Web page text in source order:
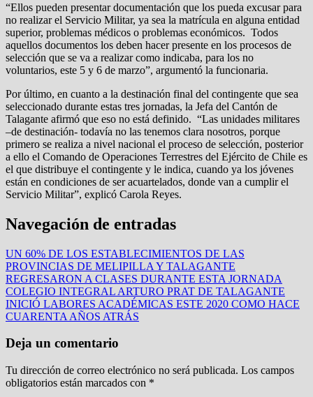
“Ellos pueden presentar documentación que los pueda excusar para
no realizar el Servicio Militar, ya sea la matrícula en alguna entidad
superior, problemas médicos o problemas económicos. Todos
aquellos documentos los deben hacer presente en los procesos de
selección que se va a realizar como indicaba, para los no
voluntarios, este 5 y 6 de marzo”, argumentó la funcionaria.
Por último, en cuanto a la destinación final del contingente que sea
seleccionado durante estas tres jornadas, la Jefa del Cantón de
Talagante afirmó que eso no está definido. “Las unidades militares
–de destinación- todavía no las tenemos clara nosotros, porque
primero se realiza a nivel nacional el proceso de selección, posterior
a ello el Comando de Operaciones Terrestres del Ejército de Chile es
el que distribuye el contingente y le indica, cuando ya los jóvenes
están en condiciones de ser acuartelados, donde van a cumplir el
Servicio Militar”, explicó Carola Reyes.
Navegación de entradas
UN 60% DE LOS ESTABLECIMIENTOS DE LAS
PROVINCIAS DE MELIPILLA Y TALAGANTE
REGRESARON A CLASES DURANTE ESTA JORNADA
COLEGIO INTEGRAL ARTURO PRAT DE TALAGANTE
INICIÓ LABORES ACADÉMICAS ESTE 2020 COMO HACE
CUARENTA AÑOS ATRÁS
Deja un comentario
Tu dirección de correo electrónico no será publicada. Los campos
obligatorios están marcados con *